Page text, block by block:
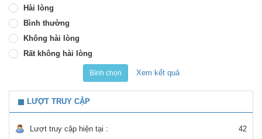
Hài lòng
Bình thường
Không hài lòng
Rất không hài lòng
Bình chọn Xem kết quả
LƯỢT TRUY CẬP
Lượt truy cập hiện tại : 42